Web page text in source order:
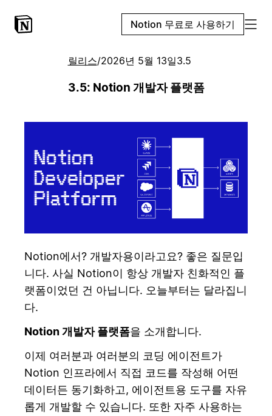
Notion 무료로 사용하기
릴리스/2026년 5월 13일3.5
3.5: Notion 개발자 플랫폼
Notion에서? 개발자용이라고요? 좋은 질문입
니다. 사실 Notion이 항상 개발자 친화적인 플
랫폼이었던 건 아닙니다. 오늘부터는 달라집니
다.
Notion 개발자 플랫폼을 소개합니다.
이제 여러분과 여러분의 코딩 에이전트가
Notion 인프라에서 직접 코드를 작성해 어떤
데이터든 동기화하고, 에이전트용 도구를 자유
롭게 개발할 수 있습니다. 또한 자주 사용하는